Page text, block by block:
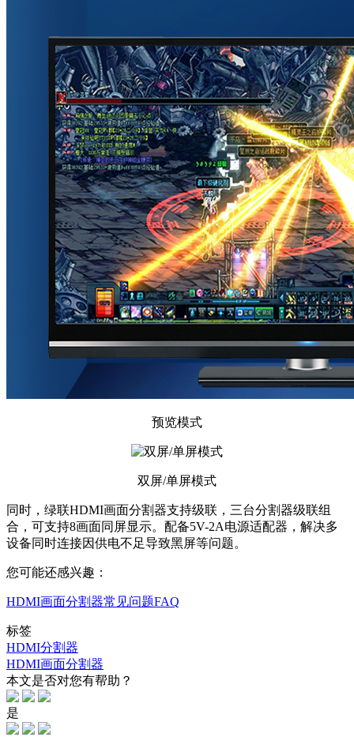
预览模式
双屏/单屏模式
同时，绿联HDMI画面分割器支持级联，三台分割器级联组
合，可支持8画面同屏显示。配备5V-2A电源适配器，解决多
设备同时连接因供电不足导致黑屏等问题。
您可能还感兴趣：
HDMI画面分割器常见问题FAQ
标签
HDMI分割器
HDMI画面分割器
本文是否对您有帮助？
是